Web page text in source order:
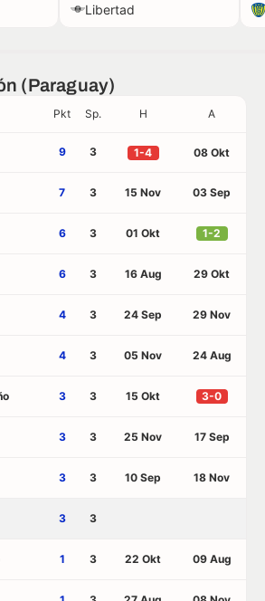
Libertad
(Paraguay)
Pkt Sp. H A
9 3 1-4 08 Okt
7 3 15 Nov 03 Sep
6 3 01 Okt 1-2
6 3 16 Aug 29 Okt
4 3 24 Sep 29 Nov
4 3 05 Nov 24 Aug
3 3 15 Okt 3-0
3 3 25 Nov 17 Sep
3 3 10 Sep 18 Nov
3 3
1 3 22 Okt 09 Aug